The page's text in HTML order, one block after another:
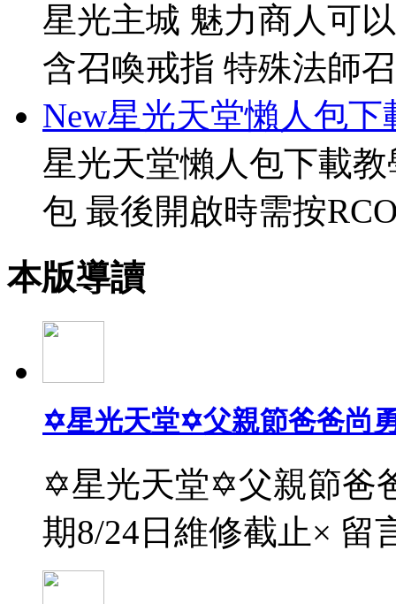
星光主城 魅力商人可
含召喚戒指 特殊法師
New星光天堂懶人包下
星光天堂懶人包下載
包 最後開啟時需按
本版導讀
✡星光天堂✡父親節爸爸尚
✡星光天堂✡父親節爸
期8/24日維修截止× 留